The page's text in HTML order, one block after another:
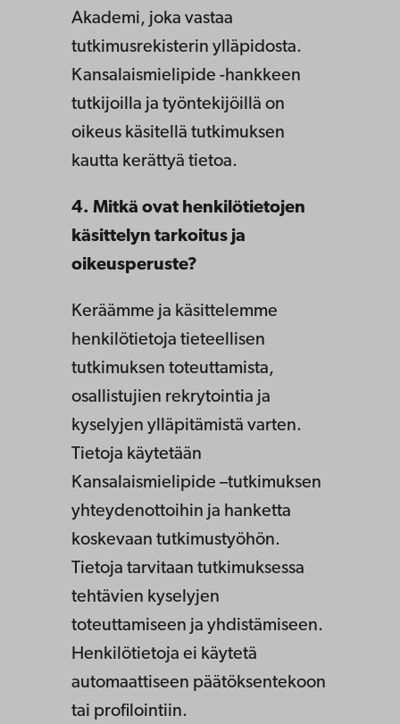
Akademi, joka vastaa
tutkimusrekisterin ylläpidosta.
Kansalaismielipide -hankkeen
tutkijoilla ja työntekijöillä on
oikeus käsitellä tutkimuksen
kautta kerättyä tietoa.
4. Mitkä ovat henkilötietojen
käsittelyn tarkoitus ja
oikeusperuste?
Keräämme ja käsittelemme
henkilötietoja tieteellisen
tutkimuksen toteuttamista,
osallistujien rekrytointia ja
kyselyjen ylläpitämistä varten.
Tietoja käytetään
Kansalaismielipide –tutkimuksen
yhteydenottoihin ja hanketta
koskevaan tutkimustyöhön.
Tietoja tarvitaan tutkimuksessa
tehtävien kyselyjen
toteuttamiseen ja yhdistämiseen.
Henkilötietoja ei käytetä
automaattiseen päätöksentekoon
tai profilointiin.